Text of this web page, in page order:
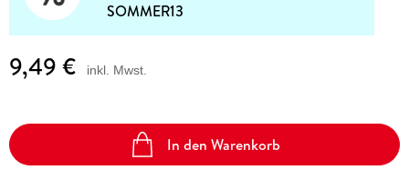
SOMMER13
9,49 € inkl. Mwst.
In den Warenkorb